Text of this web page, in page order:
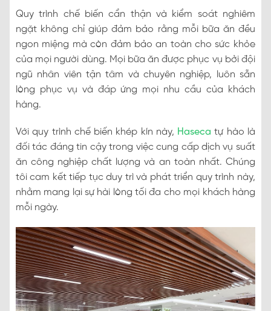
Quy trình chế biến cẩn thận và kiểm soát nghiêm
ngặt không chỉ giúp đảm bảo rằng mỗi bữa ăn đều
ngon miệng mà còn đảm bảo an toàn cho sức khỏe
của mọi người dùng. Mọi bữa ăn được phục vụ bởi đội
ngũ nhân viên tận tâm và chuyên nghiệp, luôn sẵn
lòng phục vụ và đáp ứng mọi nhu cầu của khách
hàng.
Với quy trình chế biến khép kín này, Haseca tự hào là
đối tác đáng tin cậy trong việc cung cấp dịch vụ suất
ăn công nghiệp chất lượng và an toàn nhất. Chúng
tôi cam kết tiếp tục duy trì và phát triển quy trình này,
nhằm mang lại sự hài lòng tối đa cho mọi khách hàng
mỗi ngày.